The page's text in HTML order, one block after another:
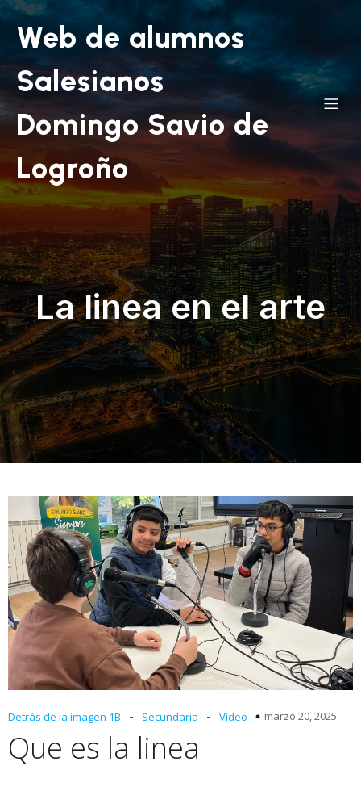
Web de alumnos
Salesianos
Domingo Savio de
Logroño
La linea en el arte
Detrás de la imagen 1B - Secundaria - Vídeo marzo 20, 2025
Que es la linea